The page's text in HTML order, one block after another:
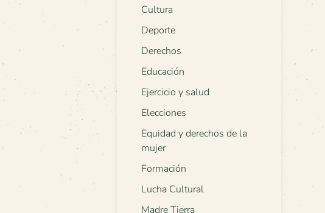
Cultura
Deporte
Derechos
Educación
Ejercicio y salud
Elecciones
Equidad y derechos de la
mujer
Formación
Lucha Cultural
Madre Tierra